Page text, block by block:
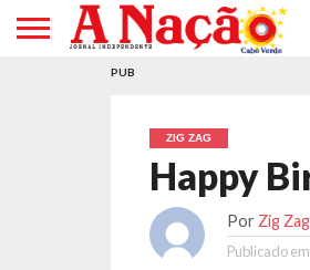
PUB
ZIG ZAG
Happy
Por Zig Zag
Publicado em